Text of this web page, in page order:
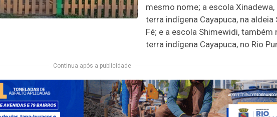
mesmo nome; a escola Xinadewa,
terra indígena Cayapuca, na aldeia
Fé; e a escola Shimewidi, também
terra indígena Cayapuca, no Rio
Continua após a publicidade